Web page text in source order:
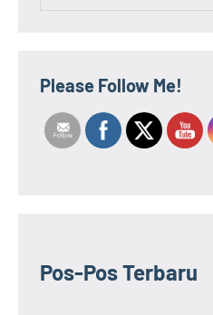
Please Follow Me!
Pos-Pos Terbaru